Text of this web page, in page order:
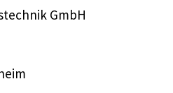
GmbH